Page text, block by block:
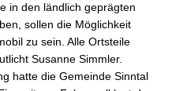
in den ländlich geprägten
sollen die Möglichkeit
zu sein. Alle Ortsteile
Susanne Simmler.
hatte die Gemeinde Sinntal